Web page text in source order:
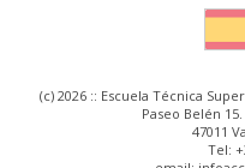
(c) 2026 :: Escuela Técnica
Paseo Belén
47011
Tel: